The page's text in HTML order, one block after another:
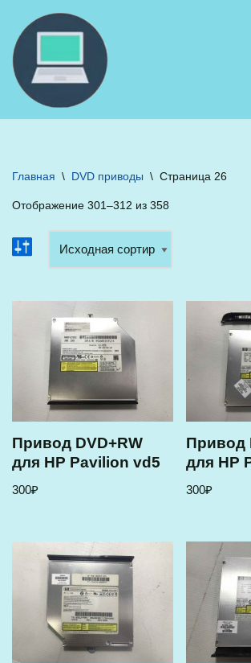
Перейти
к
содержимому
Главная \ DVD приводы \ Страница 26
Отображение 301–312 из 358
Привод DVD+RW
для HP Pavilion vd5
300₽
Привод
для HP
300₽